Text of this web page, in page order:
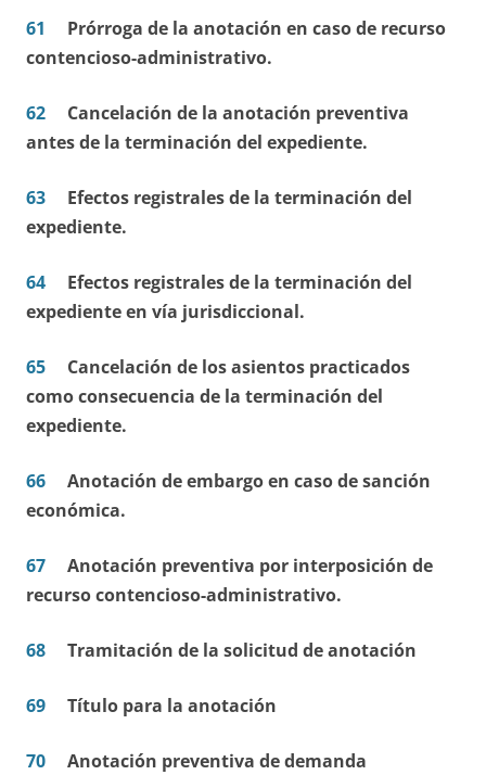
61 Prórroga de la anotación en caso de recurso
contencioso-administrativo.
62 Cancelación de la anotación preventiva
antes de la terminación del expediente.
63 Efectos registrales de la terminación del
expediente.
64 Efectos registrales de la terminación del
expediente en vía jurisdiccional.
65 Cancelación de los asientos practicados
como consecuencia de la terminación del
expediente.
66 Anotación de embargo en caso de sanción
económica.
67 Anotación preventiva por interposición de
recurso contencioso-administrativo.
68 Tramitación de la solicitud de anotación
69 Título para la anotación
70 Anotación preventiva de demanda